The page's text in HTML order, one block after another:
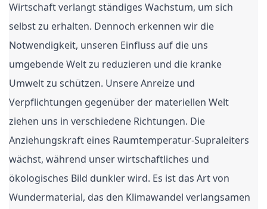
Wirtschaft verlangt ständiges Wachstum, um sich
selbst zu erhalten. Dennoch erkennen wir die
Notwendigkeit, unseren Einfluss auf die uns
umgebende Welt zu reduzieren und die kranke
Umwelt zu schützen. Unsere Anreize und
Verpflichtungen gegenüber der materiellen Welt
ziehen uns in verschiedene Richtungen. Die
Anziehungskraft eines Raumtemperatur-Supraleiters
wächst, während unser wirtschaftliches und
ökologisches Bild dunkler wird. Es ist das Art von
Wundermaterial, das den Klimawandel verlangsamen